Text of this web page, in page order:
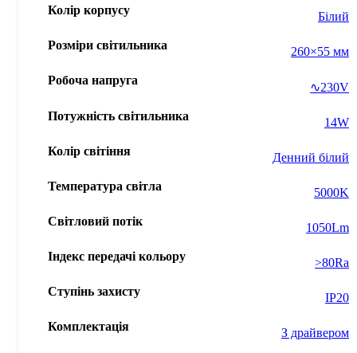
Колір корпусу Білий
Розміри світильника 260×55 мм
Робоча напруга ∿230V
Потужність світильника 14W
Колір світіння Денний білий
Температура світла 5000K
Світловий потік 1050Lm
Індекс передачі кольору >80Ra
Ступінь захисту IP20
Комплектація З драйвером